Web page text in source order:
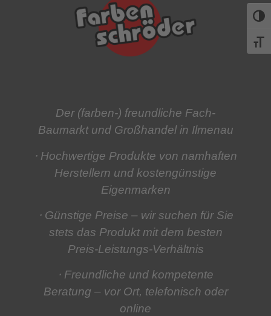
Der (farben-) freundliche Fach-
Baumarkt und Großhandel in Ilmenau
⋅ Hochwertige Produkte von namhaften
Herstellern und kostengünstige
Eigenmarken
⋅ Günstige Preise – wir suchen für Sie
stets das Produkt mit dem besten
Preis-Leistungs-Verhältnis
⋅ Freundliche und kompetente
Beratung – vor Ort, telefonisch oder
online